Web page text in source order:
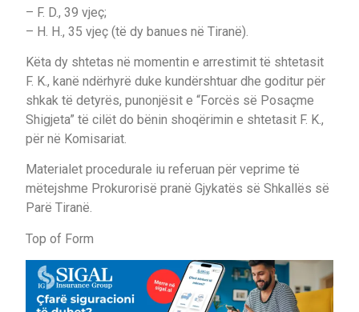
– F. D., 39 vjeç;
– H. H., 35 vjeç (të dy banues në Tiranë).
Këta dy shtetas në momentin e arrestimit të shtetasit
F. K., kanë ndërhyrë duke kundërshtuar dhe goditur për
shkak të detyrës, punonjësit e “Forcës së Posaçme
Shigjeta” të cilët do bënin shoqërimin e shtetasit F. K.,
për në Komisariat.
Materialet procedurale iu referuan për veprime të
mëtejshme Prokurorisë pranë Gjykatës së Shkallës së
Parë Tiranë.
Top of Form